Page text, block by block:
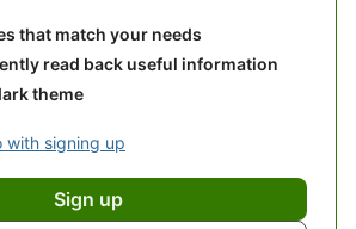
that match your needs
read back useful information
theme
with signing up
Sign up